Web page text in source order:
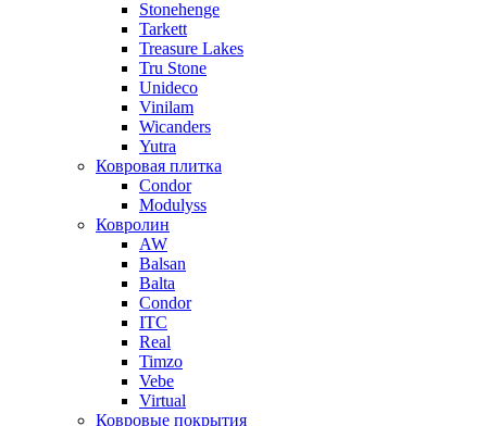
Stonehenge
Tarkett
Treasure Lakes
Tru Stone
Unideco
Vinilam
Wicanders
Yutra
Ковровая плитка
Condor
Modulyss
Ковролин
AW
Balsan
Balta
Condor
ITC
Real
Timzo
Vebe
Virtual
Ковровые покрытия